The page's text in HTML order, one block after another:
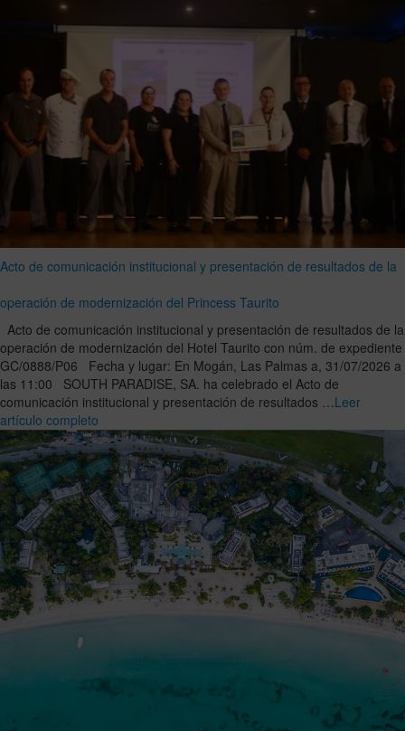
Acto de comunicación institucional y presentación de resultados de la
operación de modernización del Princess Taurito
Acto de comunicación institucional y presentación de resultados de la
operación de modernización del Hotel Taurito con núm. de expediente
GC/0888/P06 Fecha y lugar: En Mogán, Las Palmas a, 31/07/2026 a
las 11:00 SOUTH PARADISE, SA. ha celebrado el Acto de
comunicación institucional y presentación de resultados …Leer
artículo completo